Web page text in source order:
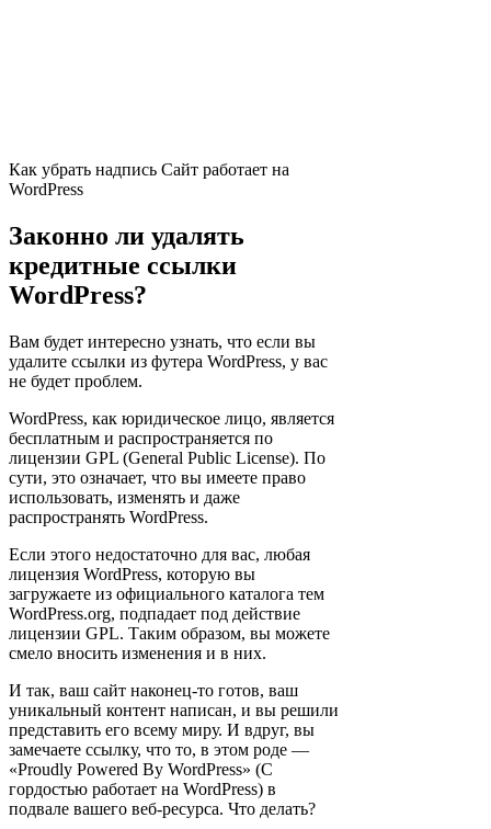
Как убрать надпись Сайт работает на
WordPress
Законно ли удалять
кредитные ссылки
WordPress?
Вам будет интересно узнать, что если вы
удалите ссылки из футера WordPress, у вас
не будет проблем.
WordPress, как юридическое лицо, является
бесплатным и распространяется по
лицензии GPL (General Public License). По
сути, это означает, что вы имеете право
использовать, изменять и даже
распространять WordPress.
Если этого недостаточно для вас, любая
лицензия WordPress, которую вы
загружаете из официального каталога тем
WordPress.org, подпадает под действие
лицензии GPL. Таким образом, вы можете
смело вносить изменения и в них.
И так, ваш сайт наконец-то готов, ваш
уникальный контент написан, и вы решили
представить его всему миру. И вдруг, вы
замечаете ссылку, что то, в этом роде —
«Proudly Powered By WordPress» (С
гордостью работает на WordPress) в
подвале вашего веб-ресурса. Что делать?